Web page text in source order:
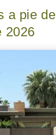
a pie de
2026